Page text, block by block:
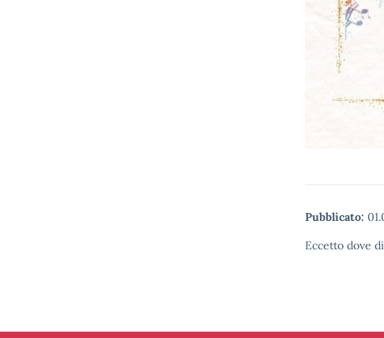
Pubblicato:
Eccetto dove